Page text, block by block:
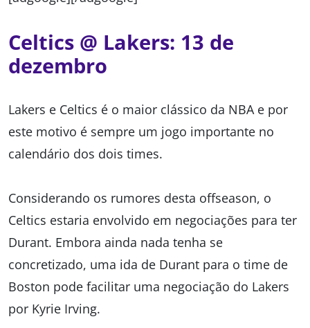
Celtics @ Lakers: 13 de
dezembro
Lakers e Celtics é o maior clássico da NBA e por
este motivo é sempre um jogo importante no
calendário dos dois times.
Considerando os rumores desta offseason, o
Celtics estaria envolvido em negociações para ter
Durant. Embora ainda nada tenha se
concretizado, uma ida de Durant para o time de
Boston pode facilitar uma negociação do Lakers
por Kyrie Irving.